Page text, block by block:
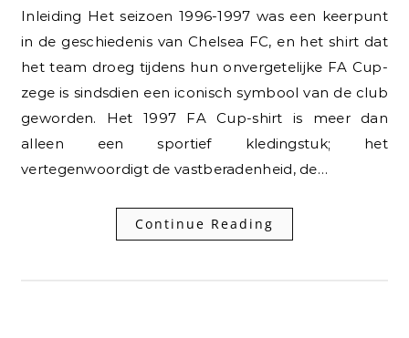
Inleiding Het seizoen 1996-1997 was een keerpunt
in de geschiedenis van Chelsea FC, en het shirt dat
het team droeg tijdens hun onvergetelijke FA Cup-
zege is sindsdien een iconisch symbool van de club
geworden. Het 1997 FA Cup-shirt is meer dan
alleen een sportief kledingstuk; het
vertegenwoordigt de vastberadenheid, de…
Continue Reading